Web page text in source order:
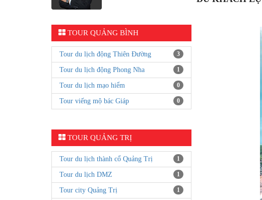
TOUR QUẢNG BÌNH
Tour du lịch động Thiên Đường 3
Tour du lịch động Phong Nha 1
Tour du lịch mạo hiểm 0
Tour viếng mộ bác Giáp 0
TOUR QUẢNG TRỊ
Tour du lịch thành cổ Quảng Trị 1
Tour du lịch DMZ 1
Tour city Quảng Trị 1